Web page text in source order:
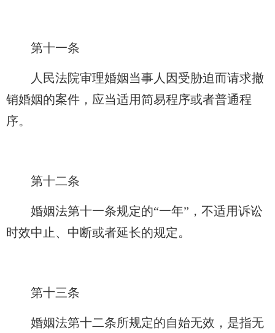
第十一条
人民法院审理婚姻当事人因受胁迫而请求撤
销婚姻的案件，应当适用简易程序或者普通程
序。
第十二条
婚姻法第十一条规定的“一年”，不适用诉讼
时效中止、中断或者延长的规定。
第十三条
婚姻法第十二条所规定的自始无效，是指无